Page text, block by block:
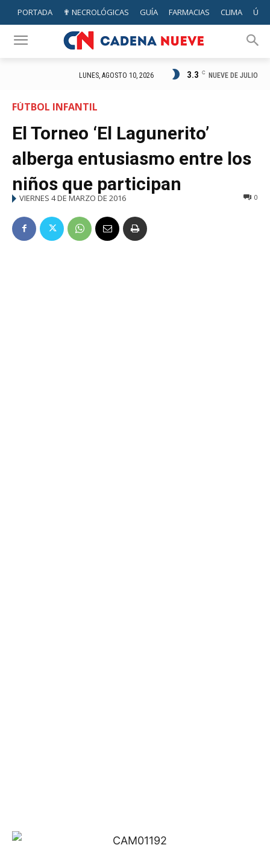
PORTADA ✟ NECROLÓGICAS GUÍA FARMACIAS CLIMA
LUNES, AGOSTO 10, 2026 3.3 C NUEVE DE JULIO
FÚTBOL INFANTIL
El Torneo ‘El Lagunerito’
alberga entusiasmo entre los
niños que participan
VIERNES 4 DE MARZO DE 2016 0